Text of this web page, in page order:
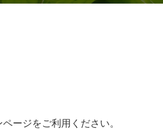
ージをご利用ください。